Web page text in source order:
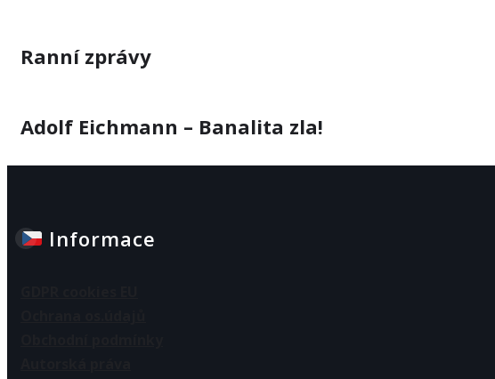
Ranní zprávy
Adolf Eichmann – Banalita zla!
Informace